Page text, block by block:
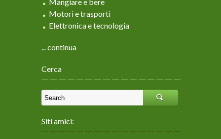
Motori e trasporti
Elettronica e tecnologia
... continua
Cerca
Siti amici: